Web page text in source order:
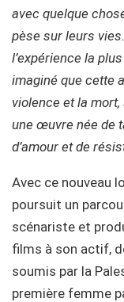
avec quelque
pèse sur leurs
l’expérience la
imaginé que cette
violence et la
une œuvre née de
d’amour et de
Avec ce nouveau
poursuit un
scénariste et
films à son actif,
soumis par la
première femme